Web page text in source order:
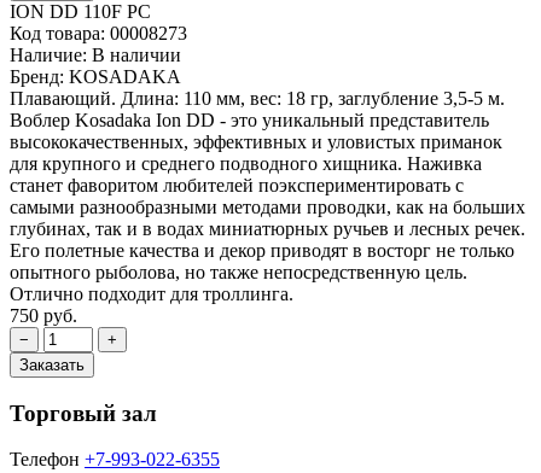
ION DD 110F PC
Код товара: 00008273
Наличие: В наличии
Бренд: KOSADAKA
Плавающий. Длина: 110 мм, вес: 18 гр, заглубление 3,5-5 м.
Воблер Kosadaka Ion DD - это уникальный представитель
высококачественных, эффективных и уловистых приманок
для крупного и среднего подводного хищника. Наживка
станет фаворитом любителей поэкспериментировать с
самыми разнообразными методами проводки, как на больших
глубинах, так и в водах миниатюрных ручьев и лесных речек.
Его полетные качества и декор приводят в восторг не только
опытного рыболова, но также непосредственную цель.
Отлично подходит для троллинга.
750 руб.
Торговый зал
Телефон +7-993-022-6355